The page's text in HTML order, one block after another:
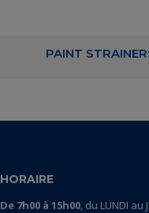
PAINT
HORAIRE
De 7h00 à 15h00, du LUNDI au